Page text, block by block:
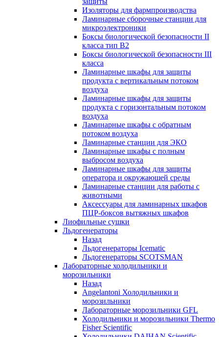
Изоляторы для фармпроизводства
Ламинарные сборочные станции для
микроэлектроники
Боксы биологической безопасности II
класса тип B2
Боксы биологической безопасности III
класса
Ламинарные шкафы для защиты
продукта с вертикальным потоком
воздуха
Ламинарные шкафы для защиты
продукта с горизонтальным потоком
воздуха
Ламинарные шкафы с обратным
потоком воздуха
Ламинарные станции для ЭКО
Ламинарные шкафы с полным
выбросом воздуха
Ламинарные шкафы для защиты
оператора и окружающей среды
Ламинарные станции для работы с
животными
Аксессуары для ламинарных шкафов
ПЦР-боксов вытяжных шкафов
Лиофильные сушки
Льдогенераторы
Назад
Льдогенераторы Icematic
Льдогенераторы SCOTSMAN
Лабораторные холодильники и
морозильники
Назад
Angelantoni Холодильники и
морозильники
Лабораторные морозильники GFL
Холодильники и морозильники Thermo
Fisher Scientific